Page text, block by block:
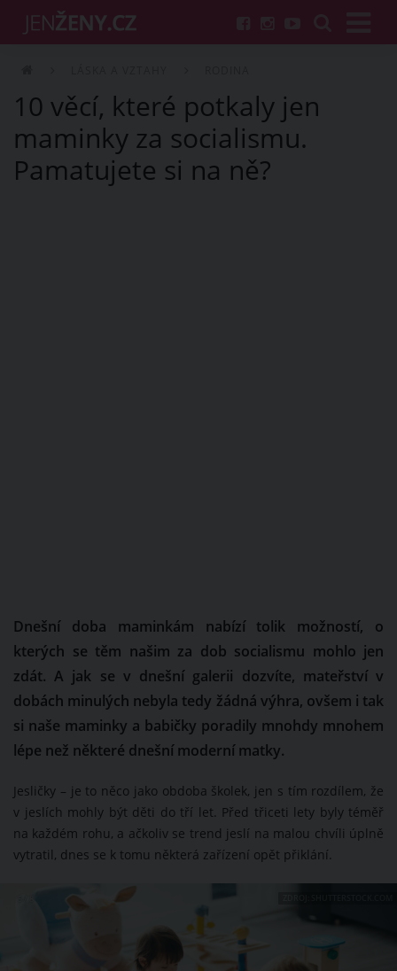
10 věcí, které potkaly jen
maminky za socialismu.
Pamatujete si na ně?
Dnešní doba maminkám nabízí tolik možností, o
kterých se těm našim za dob socialismu mohlo jen
zdát. A jak se v dnešní galerii dozvíte, mateřství v
dobách minulých nebyla tedy žádná výhra, ovšem i tak
si naše maminky a babičky poradily mnohdy mnohem
lépe než některé dnešní moderní matky.
Jesličky – je to něco jako obdoba školek, jen s tím rozdílem, že
v jeslích mohly být děti do tří let. Před třiceti lety byly téměř
na každém rohu, a ačkoliv se trend jeslí na malou chvíli úplně
vytratil, dnes se k tomu některá zařízení opět přiklání.